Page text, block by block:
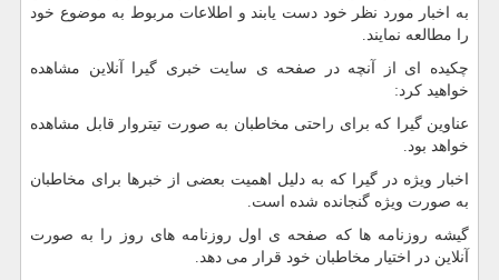
به اخبار مورد نظر خود دست یابند و اطلاعات مربوط به موضوع خود
را مطالعه نمایند.
چکیده ای از آنچه در صفحه ی سایت خبری گیرا آنلاین مشاهده
خواهید کرد:
عناوین گیرا که برای راحتی مخاطبان به صورت تیتروار قابل مشاهده
خواهد بود.
اخبار ویژه در گیرا که به دلیل اهمیت بعضی از خبرها برای مخاطبان
به صورت ویژه گنجانده شده است.
گیشه روزنامه ها که صفحه ی اول روزنامه های روز را به صورت
آنلاین در اختیار مخاطبان خود قرار می دهد.